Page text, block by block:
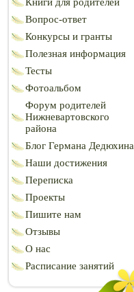
Вопрос-ответ
Конкурсы и гранты
Полезная информация
Тесты
Фотоальбом
Форум родителей
Нижневартовского
района
Блог Германа Дедюхина
Наши достижения
Переписка
Проекты
Пишите нам
Отзывы
О нас
Расписание занятий